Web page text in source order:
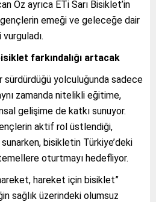
Öz ayrıca ETi Sarı Bisiklet’in
emeği ve geleceğe dair
farkındalığı artacak
sürdürdüğü yolculuğunda sadece
zamanda nitelikli eğitime,
gelişime de katkı sunuyor.
aktif rol üstlendiği,
bisikletin Türkiye’deki
oturtmayı hedefliyor.
hareket için bisiklet”
sağlık üzerindeki olumsuz